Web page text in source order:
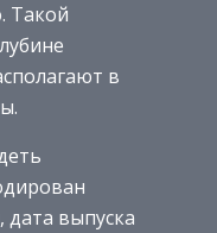
Такой
в
выпуска